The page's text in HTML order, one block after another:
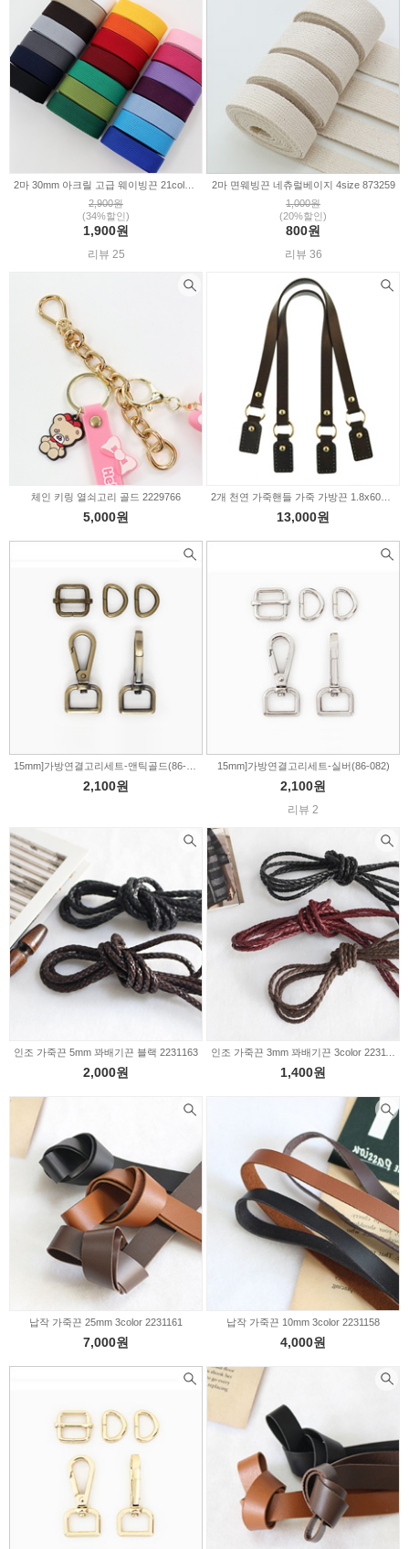
2,900원
(34%할인)
1,900원
리뷰 25
2마 면웨빙끈 네츄럴베이지 4size 873259
1,000원
(20%할인)
800원
리뷰 36
체인 키링 열쇠고리 골드 2229766
5,000원 13,000원
2,100원
15mm]가방연결고리세트-실버(86-082)
2,100원
리뷰 2
인조 가죽끈 5mm 꽈배기끈 블랙 2231163
2,000원
인조 가죽끈 3mm 꽈배기끈 3color 2231162
1,400원
납작 가죽끈 25mm 3color 2231161
7,000원
납작 가죽끈 10mm 3color 2231158
4,000원